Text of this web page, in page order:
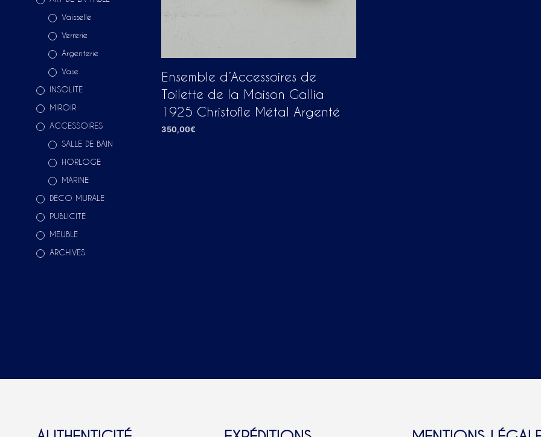
Vaisselle
Verrerie
Argenterie
Vase
INSOLITE
MIROIR
ACCESSOIRES
SALLE DE BAIN
HORLOGE
MARINE
DÉCO MURALE
PUBLICITÉ
MEUBLE
ARCHIVES
Ensemble d’Accessoires de
Toilette de la Maison Gallia
1925 Christofle Métal Argenté
350,00€